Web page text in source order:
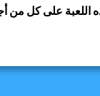
على كل من